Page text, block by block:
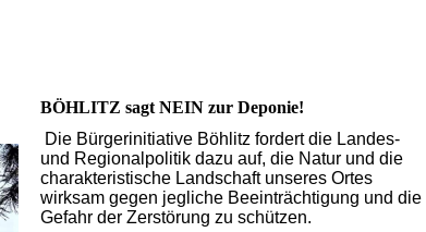
BÖHLITZ sagt NEIN zur Deponie!
Die Bürgerinitiative Böhlitz fordert die Landes-
und Regionalpolitik dazu auf, die Natur und die
charakteristische Landschaft unseres Ortes
wirksam gegen jegliche Beeinträchtigung und die
Gefahr der Zerstörung zu schützen.